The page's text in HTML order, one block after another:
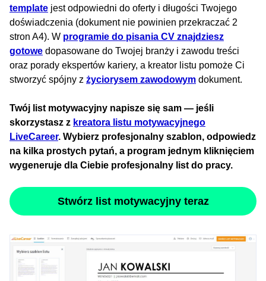
template jest odpowiedni do oferty i długości Twojego
doświadczenia (dokument nie powinien przekraczać 2
stron A4). W programie do pisania CV znajdziesz
gotowe dopasowane do Twojej branży i zawodu treści
oraz porady ekspertów kariery, a kreator listu pomoże Ci
stworzyć spójny z życiorysem zawodowym dokument.
Twój list motywacyjny napisze się sam — jeśli
skorzystasz z kreatora listu motywacyjnego
LiveCareer. Wybierz profesjonalny szablon, odpowiedz
na kilka prostych pytań, a program jednym kliknięciem
wygeneruje dla Ciebie profesjonalny list do pracy.
Stwórz list motywacyjny teraz